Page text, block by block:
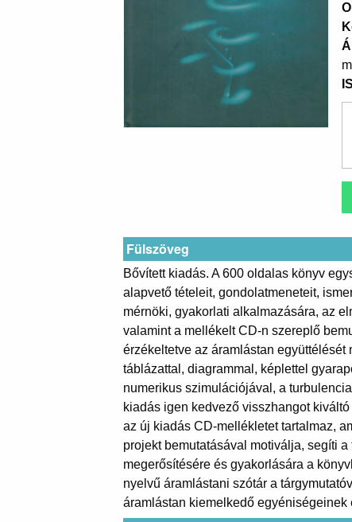
Fülszöveg
Bővített kiadás. A 600 oldalas könyv
alapvető tételeit, gondolatmeneteit,
mérnöki, gyakorlati alkalmazására, az
valamint a mellékelt CD-n szereplő
érzékeltetve az áramlástan
táblázattal, diagrammal, képlettel
numerikus szimulációjával, a
kiadás igen kedvező visszhangot
az új kiadás CD-mellékletet tartalmaz,
projekt bemutatásával motiválja, segíti
megerősítésére és gyakorlására a
nyelvű áramlástani szótár a
áramlástan kiemelkedő egyéniségeinek